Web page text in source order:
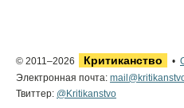
© 2011–2026 Критиканство •
Электронная почта:
Твиттер: @Kritikanstvo